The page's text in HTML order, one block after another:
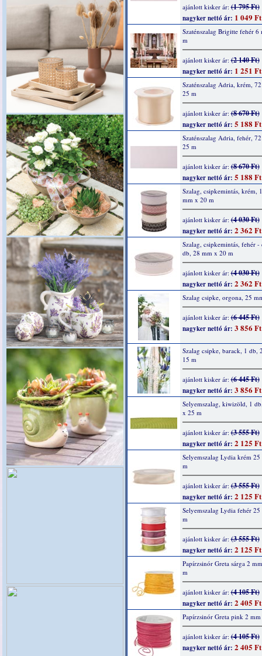
ajánlott kisker ár:(1 795 Ft)
nagyker nettó ár: 1 049 Ft
Szaténszalag Brigitte fehér 6
m
ajánlott kisker ár:(2 140 Ft)
nagyker nettó ár: 1 251 Ft
Szaténszalag Adria, krém,
25 m
ajánlott kisker ár:(8 670 Ft)
nagyker nettó ár: 5 188 Ft
Szaténszalag Adria, fehér,
25 m
ajánlott kisker ár:(8 670 Ft)
nagyker nettó ár: 5 188 Ft
Szalag, csipkemintás, krém,
mm x 20 m
ajánlott kisker ár:(4 030 Ft)
nagyker nettó ár: 2 362 Ft
Szalag, csipkemintás, fehér -
db, 28 mm x 20 m
ajánlott kisker ár:(4 030 Ft)
nagyker nettó ár: 2 362 Ft
Szalag csipke, orgona, 25
ajánlott kisker ár:(6 445 Ft)
nagyker nettó ár: 3 856 Ft
Szalag csipke, barack, 1 db,
15 m
ajánlott kisker ár:(6 445 Ft)
nagyker nettó ár: 3 856 Ft
Selyemszalag, kiwizöld, 1
x 25 m
ajánlott kisker ár:(3 555 Ft)
nagyker nettó ár: 2 125 Ft
Selyemszalag Lydia krém
m
ajánlott kisker ár:(3 555 Ft)
nagyker nettó ár: 2 125 Ft
Selyemszalag Lydia fehér
m
ajánlott kisker ár:(3 555 Ft)
nagyker nettó ár: 2 125 Ft
Papírzsinór Greta sárga 2
m
ajánlott kisker ár:(4 105 Ft)
nagyker nettó ár: 2 405 Ft
Papírzsinór Greta pink 2
ajánlott kisker ár:(4 105 Ft)
nagyker nettó ár: 2 405 Ft